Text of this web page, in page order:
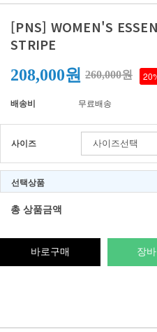
[PNS] WOMEN'S
STRIPE
208,000원 260,000원
배송비 무료배송
사이즈
선택상품
총 상품금액
바로구매 장